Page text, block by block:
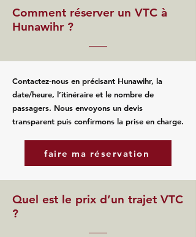
Comment réserver un VTC à
Hunawihr ?
Contactez‑nous en précisant Hunawihr, la
date/heure, l’itinéraire et le nombre de
passagers. Nous envoyons un devis
transparent puis confirmons la prise en charge.
faire ma réservation
Quel est le prix d’un trajet VTC
?